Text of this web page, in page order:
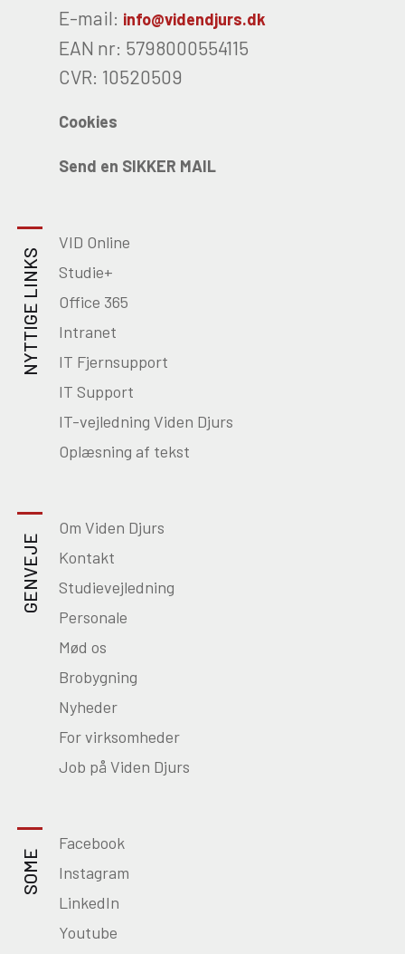
E-mail: info@videndjurs.dk
EAN nr: 5798000554115
CVR: 10520509
Cookies
Send en SIKKER MAIL
NYTTIGE LINKS
VID Online
Studie+
Office 365
Intranet
IT Fjernsupport
IT Support
IT-vejledning Viden Djurs
Oplæsning af tekst
GENVEJE
Om Viden Djurs
Kontakt
Studievejledning
Personale
Mød os
Brobygning
Nyheder
For virksomheder
Job på Viden Djurs
SOME
Facebook
Instagram
LinkedIn
Youtube